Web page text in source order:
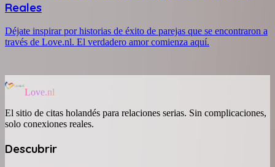
Reales
Déjate inspirar por historias de éxito de parejas que se encontraron a
través de Love.nl. El verdadero amor comienza aquí.
Love.nl
El sitio de citas holandés para relaciones serias. Sin complicaciones,
solo conexiones reales.
Descubrir